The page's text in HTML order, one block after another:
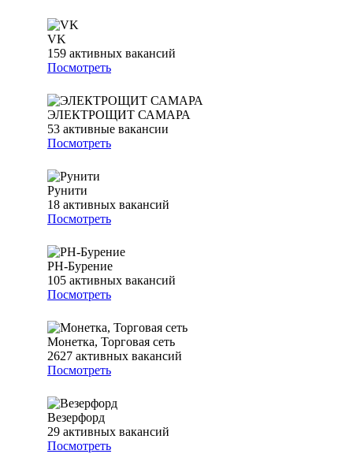
VK
159 активных вакансий
Посмотреть
ЭЛЕКТРОЩИТ САМАРА
53 активные вакансии
Посмотреть
Рунити
18 активных вакансий
Посмотреть
РН-Бурение
105 активных вакансий
Посмотреть
Монетка, Торговая сеть
2627 активных вакансий
Посмотреть
Везерфорд
29 активных вакансий
Посмотреть